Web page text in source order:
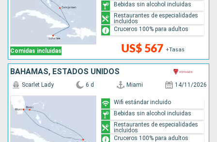
Comidas incluidas US$ 567 +Tasas
Bebidas sin alcohol incluidas
Restaurantes de especialidades
incluidos
Cruceros 100% para adultos
BAHAMAS, ESTADOS UNIDOS
Scarlet Lady 6 d Miami 14/11/2026
Wifi estándar incluido
Bebidas sin alcohol incluidas
Restaurantes de especialidades
incluidos
Cruceros 100% para adultos